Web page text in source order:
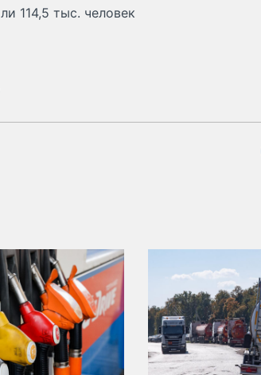
114,5 тыс. человек